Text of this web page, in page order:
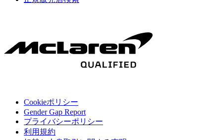
Cookieポリシー
Gender Gap Report
プライバシーポリシー
利用規約